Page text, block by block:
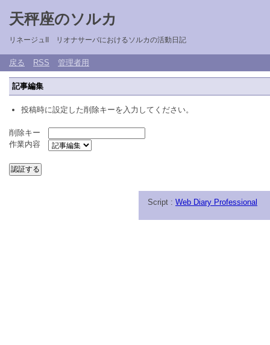
天秤座のソルカ
リネージュII リオナサーバにおけるソルカの活動日記
戻る RSS 管理者用
記事編集
投稿時に設定した削除キーを入力してください。
削除キー
作業内容
Script : Web Diary Professional